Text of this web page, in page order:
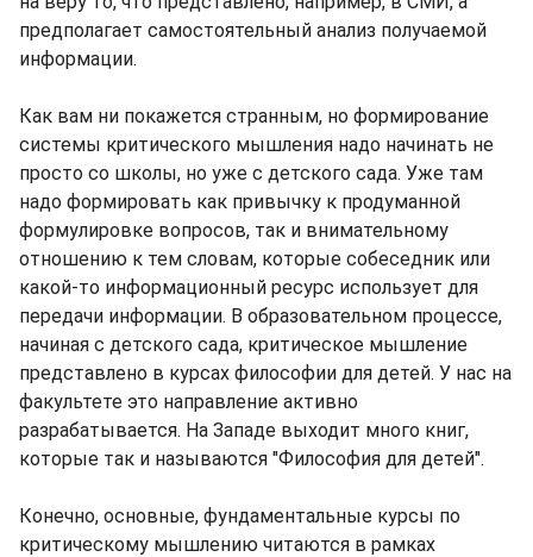
предполагает самостоятельный анализ получаемой
информации.
Как вам ни покажется странным, но формирование
системы критического мышления надо начинать не
просто со школы, но уже с детского сада. Уже там
надо формировать как привычку к продуманной
формулировке вопросов, так и внимательному
отношению к тем словам, которые собеседник или
какой-то информационный ресурс использует для
передачи информации. В образовательном процессе,
начиная с детского сада, критическое мышление
представлено в курсах философии для детей. У нас на
факультете это направление активно
разрабатывается. На Западе выходит много книг,
которые так и называются "Философия для детей".
Конечно, основные, фундаментальные курсы по
критическому мышлению читаются в рамках